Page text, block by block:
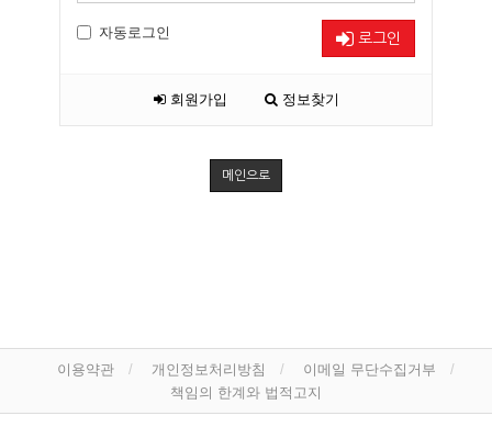
자동로그인 로그인
회원가입 정보찾기
메인으로
이용약관 개인정보처리방침
이메일 무단수집거부
책임의 한계와 법적고지